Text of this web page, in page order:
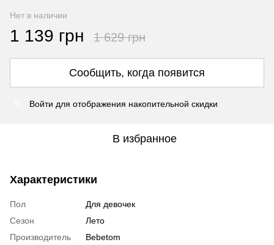
Нет в наличии
1 139 грн 1 629 грн
Сообщить, когда появится
Войти для отображения накопительной скидки
В избранное
Характеристики
Пол
Для девочек
Сезон
Лето
Производитель
Bebetom